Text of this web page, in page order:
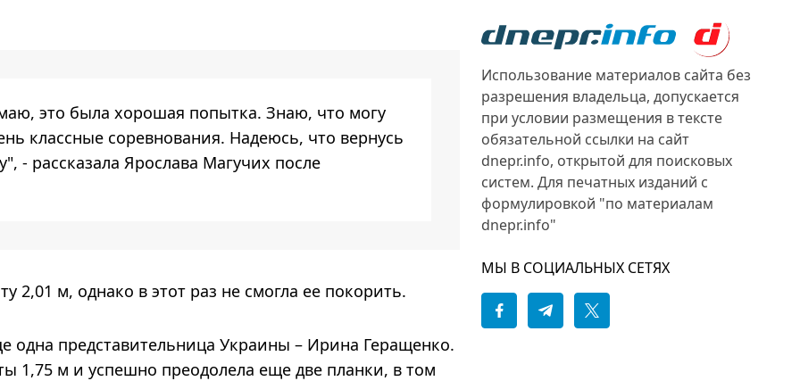
это была хорошая попытка. Знаю, что могу
классные соревнования. Надеюсь, что вернусь
- рассказала Ярослава Магучих после
2,01 м, однако в этот раз не смогла ее покорить.
одна представительница Украины – Ирина Геращенко.
1,75 м и успешно преодолела еще две планки, в том
Использование материалов сайта без
разрешения владельца, допускается
при условии размещения в тексте
обязательной ссылки на сайт
dnepr.info, открытой для поисковых
систем. Для печатных изданий с
формулировкой "по материалам
dnepr.info"
МЫ В СОЦИАЛЬНЫХ СЕТЯХ